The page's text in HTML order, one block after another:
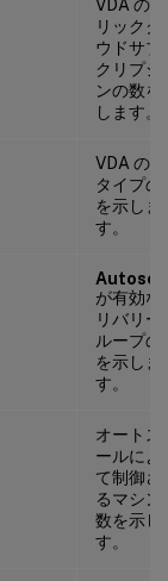
VDA の
リックク
ウドサブ
クリプシ
ンの数を
します。
VDA の
タイプの
を示しま
す。
が有効な
リバリー
ループの
を示しま
す。
オートス
ールによ
て制御さ
るマシン
数を示し
す。